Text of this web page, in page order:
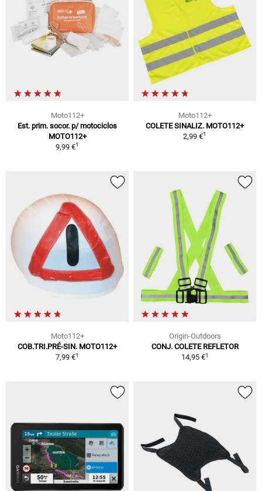
Moto112+
Est. prim. socor. p/ motociclos
MOTO112+
9,99 €1
Moto112+
COLETE SINALIZ. MOTO112+
2,99 €1
Moto112+
COB.TRI.PRÉ-SIN. MOTO112+
7,99 €1
Origin-Outdoors
CONJ. COLETE REFLETOR
14,95 €1